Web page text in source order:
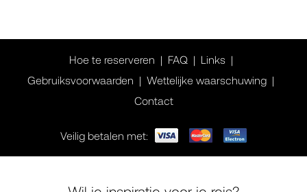
Hoe te reserveren FAQ
Links
Gebruiksvoorwaarden
Wettelijke waarschuwing
Contact
Veilig betalen met: